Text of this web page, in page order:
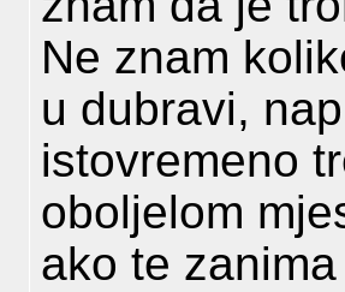
Ne znam
u dubravi,
istovremeno
oboljelom
ako te zanima